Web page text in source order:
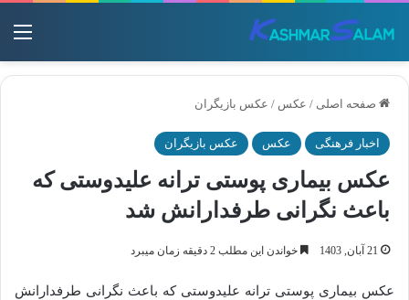
صفحه اصلی / عکس / عکس بازیگران
اخبار فرهنگی عکس عکس بازیگران
عکس بیماری پوستی ترانه علیدوستی که
باعث نگرانی طرفدارانش شد
21 آبان, 1403 خواندن این مطلب 2 دقیقه زمان میبرد
عکس بیماری پوستی ترانه علیدوستی که باعث نگرانی طرفدارانش